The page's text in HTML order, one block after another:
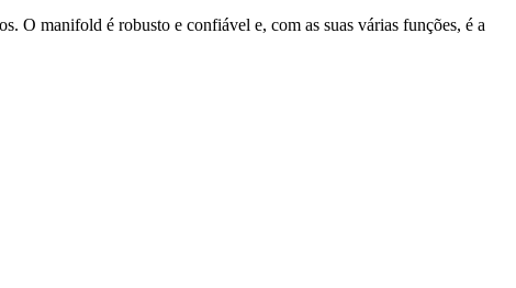
O manifold é robusto e confiável e, com as suas várias funções, é a